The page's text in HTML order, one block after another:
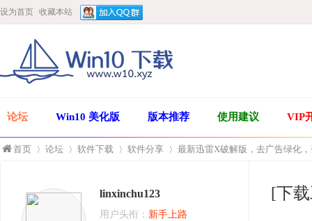
设为首页 收藏本站
论坛 Win10 美化版 版本推荐 使用建议 VIP
首页
»
论坛 软件下载
›
软件分享
›
最新迅雷X破解版，去广告绿化
[下
linxinchu123
用户头衔： 新手上路